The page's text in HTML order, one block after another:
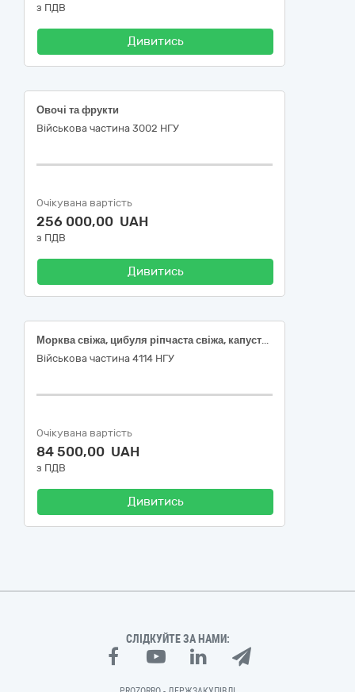
з ПДВ
Дивитись
Овочі та фрукти
Військова частина 3002 НГУ
Очікувана вартість
256 000,00 UAH
з ПДВ
Дивитись
Морква свіжа, цибуля ріпчаста свіжа, капуста білоголова рання, буряк свіжий
Військова частина 4114 НГУ
Очікувана вартість
84 500,00 UAH
з ПДВ
Дивитись
СЛІДКУЙТЕ ЗА НАМИ: